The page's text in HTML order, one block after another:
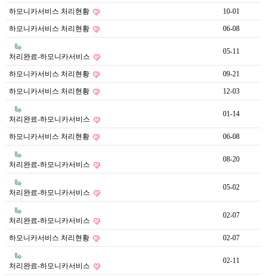
하모니카서비스 처리현황 10-01
하모니카서비스 처리현황 06-08
처리완료-하모니카서비스
05-11
하모니카서비스 처리현황 09-21
하모니카서비스 처리현황 12-03
처리완료-하모니카서비스
01-14
하모니카서비스 처리현황 06-08
처리완료-하모니카서비스
08-20
처리완료-하모니카서비스
05-02
처리완료-하모니카서비스
02-07
하모니카서비스 처리현황 02-07
처리완료-하모니카서비스
02-11